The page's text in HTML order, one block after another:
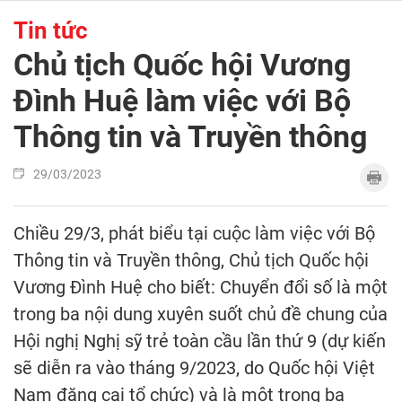
Tin tức
Chủ tịch Quốc hội Vương
Đình Huệ làm việc với Bộ
Thông tin và Truyền thông
29/03/2023
Chiều 29/3, phát biểu tại cuộc làm việc với Bộ
Thông tin và Truyền thông, Chủ tịch Quốc hội
Vương Đình Huệ cho biết: Chuyển đổi số là một
trong ba nội dung xuyên suốt chủ đề chung của
Hội nghị Nghị sỹ trẻ toàn cầu lần thứ 9 (dự kiến
sẽ diễn ra vào tháng 9/2023, do Quốc hội Việt
Nam đăng cai tổ chức) và là một trong ba